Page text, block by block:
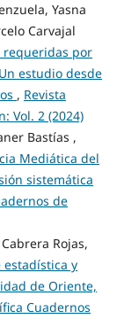
Yasna
Carvajal
requeridas por
estudio desde
, Revista
Vol. 2 (2024)
Bastías ,
Mediática del
sistemática
de
Rojas,
estadística y
de Oriente,
Cuadernos